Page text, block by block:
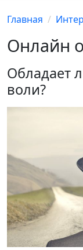
Главная
Онлайн
Обладает
воли?